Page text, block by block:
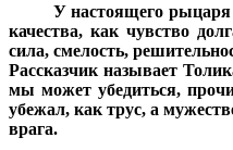
У настоящего рыцаря
качества, как чувство
сила, смелость,
Рассказчик называет
мы может убедиться,
убежал, как трус, а
врага.